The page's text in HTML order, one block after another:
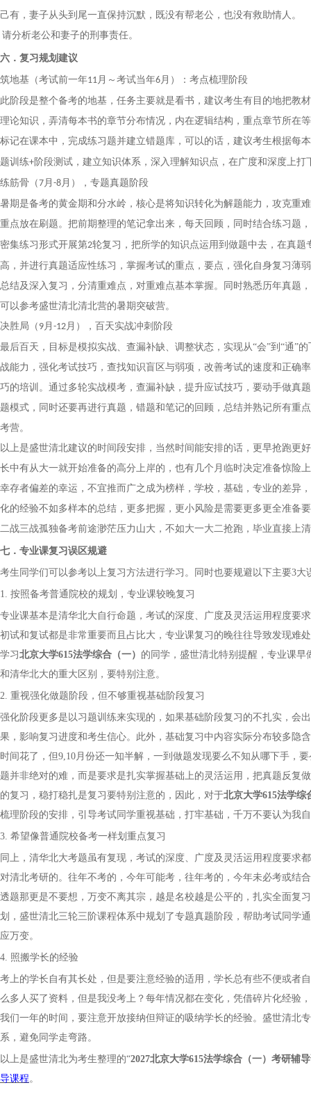
己有，妻子从头到尾一直保持沉默，既没有帮老公，也没有救助情人。
请分析老公和妻子的刑事责任。
六．复习规划建议
筑地基 （考试前一年11月～考试当年6月）： 考点梳理阶段
此阶段是整个备考的地基， 任务主要就是看书，建议考生有目的地把教
理论知识，弄清每本书的章节分布情况，内在逻辑结构，重点章节所在
标记在课本中，完成练习题并建立错题库，可以的话，建议考生根据每
题训练+阶段测试，建立知识体系，深入理解知识点，在广度和深度上
练筋骨 （7月 -8月）， 专题真题阶段
暑期是备考的黄金期和分水岭，核心是将知识转化为解题能力，攻克重
重点放在刷题。把前期整理的笔记拿出来，每天回顾，同时结合练习题
密集练习形式开展第2轮复习，把所学的知识点运用到做题中去，在真
高，并进行真题适应性练习，掌握考试的重点，要点，强化自身复习薄
总结及深入复习，分清重难点，对重难点基本掌握。同时熟悉历年真题
可以参考盛世清北清北营的暑期突破营。
决胜局 （ 9月 -12月 ）， 百天实战冲刺 阶段
最后百天，目标是模拟实战、查漏补缺、调整状态，实现从“会”到“通”
战能力，强化考试技巧，查找知识盲区与弱项，改善考试的速度和正确
巧的培训。通过多轮实战模考，查漏补缺，提升应试技巧，要动手做真
题模式，同时还要再进行真题，错题和笔记的回顾，总结并熟记所有重
考营。
以上是盛世清北建议的时间段安排，当然时间能安排的话，更早抢跑更
长中有从大一就开始准备的高分上岸的，也有几个月临时决定准备惊险
幸存者偏差的幸运，不宜推而广之成为榜样，学校，基础，专业的差异
化的经验不如多样本的总结，更多把握，更小风险是需要更多更全准备
二战三战孤独备考前途渺茫压力山大，不如大一大二抢跑，毕业直接上
七． 专业课复习误区规避
考生同学们可以参考以上复习方法进行学习。同时也要规避以下主要3大
1. 按照备考普通院校的规划，专业课较晚复习
专业课基本是清华北大自行命题，考试的深度、广度及灵活运用程度要
初试和复试都是非常重要而且占比大，专业课复习的晚往往导致发现难
学习 北京大学615法学综合（一） 的同学， 盛世清北特别提醒，专业课早
和清华北大的重大区别，要特别注意。
2. 重视强化做题阶段，但不够重视基础阶段复习
强化阶段更多是以习题训练来实现的，如果基础阶段复习的不扎实，会
果，影响复习进度和考生信心。此外，基础复习中内容实际分布较多隐
时间花了，但9,10月份还一知半解，一到做题发现要么不知从哪下手，
题并非绝对的难，而是要求是扎实掌握基础上的灵活运用，把真题反复
的复习，稳打稳扎是复习要特别注意的，因此， 对于北京大学615法学综
梳理阶段的安排，引导考试同学重视基础，打牢基础，千万不要认为我
3. 希望像普通院校备考一样划重点复习
同上，清华北大考题虽有复现，考试的深度、广度及灵活运用程度要
对清北考研的。往年不考的，今年可能考，往年考的，今年未必考或结
透题那更是不要想，万变不离其宗，越是名校越是公平的，扎实全面复
划， 盛世清北三轮三阶课程体系中规划了专题真题阶段，帮助考试同学
应万变。
4. 照搬学长的经验
考上的学长自有其长处，但是要注意经验的适用，学长总有些不便或者
么多人买了资料，但是我没考上？每年情况都在变化，凭借碎片化经验
我们一年的时间，要注意开放接纳但辩证的吸纳学长的经验。盛世清北
系，避免同学走弯路。
以上是盛世清北为考生整理的“2027北京大学615法学综合（一） 考研辅
导课程。